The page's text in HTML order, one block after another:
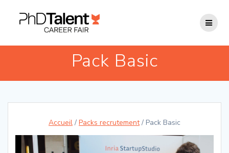
Pack Basic
Accueil / Packs recrutement/ Pack Basic